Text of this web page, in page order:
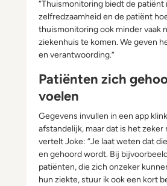
“Thuismonitoring biedt de patiënt
zelfredzaamheid en de patiënt
thuismonitoring ook minder vaak
ziekenhuis te komen. We geven
en verantwoording.”
Patiënten zich
voelen
Gegevens invullen in een app
afstandelijk, maar dat is het zeker
vertelt Joke: “Je laat weten dat
en gehoord wordt. Bij
patiënten, die zich onzeker
hun ziekte, stuur ik ook een kort